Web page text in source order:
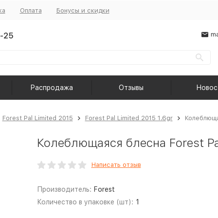
Оплата Бонусы и скидки
25
Распродажа Отзывы
Forest Pal Limited 2015 Forest Pal Limited 2015 1.6gr
Колеблющаяся блесна Forest
Написать отзыв
Производитель: Forest
Количество в упаковке (шт): 1